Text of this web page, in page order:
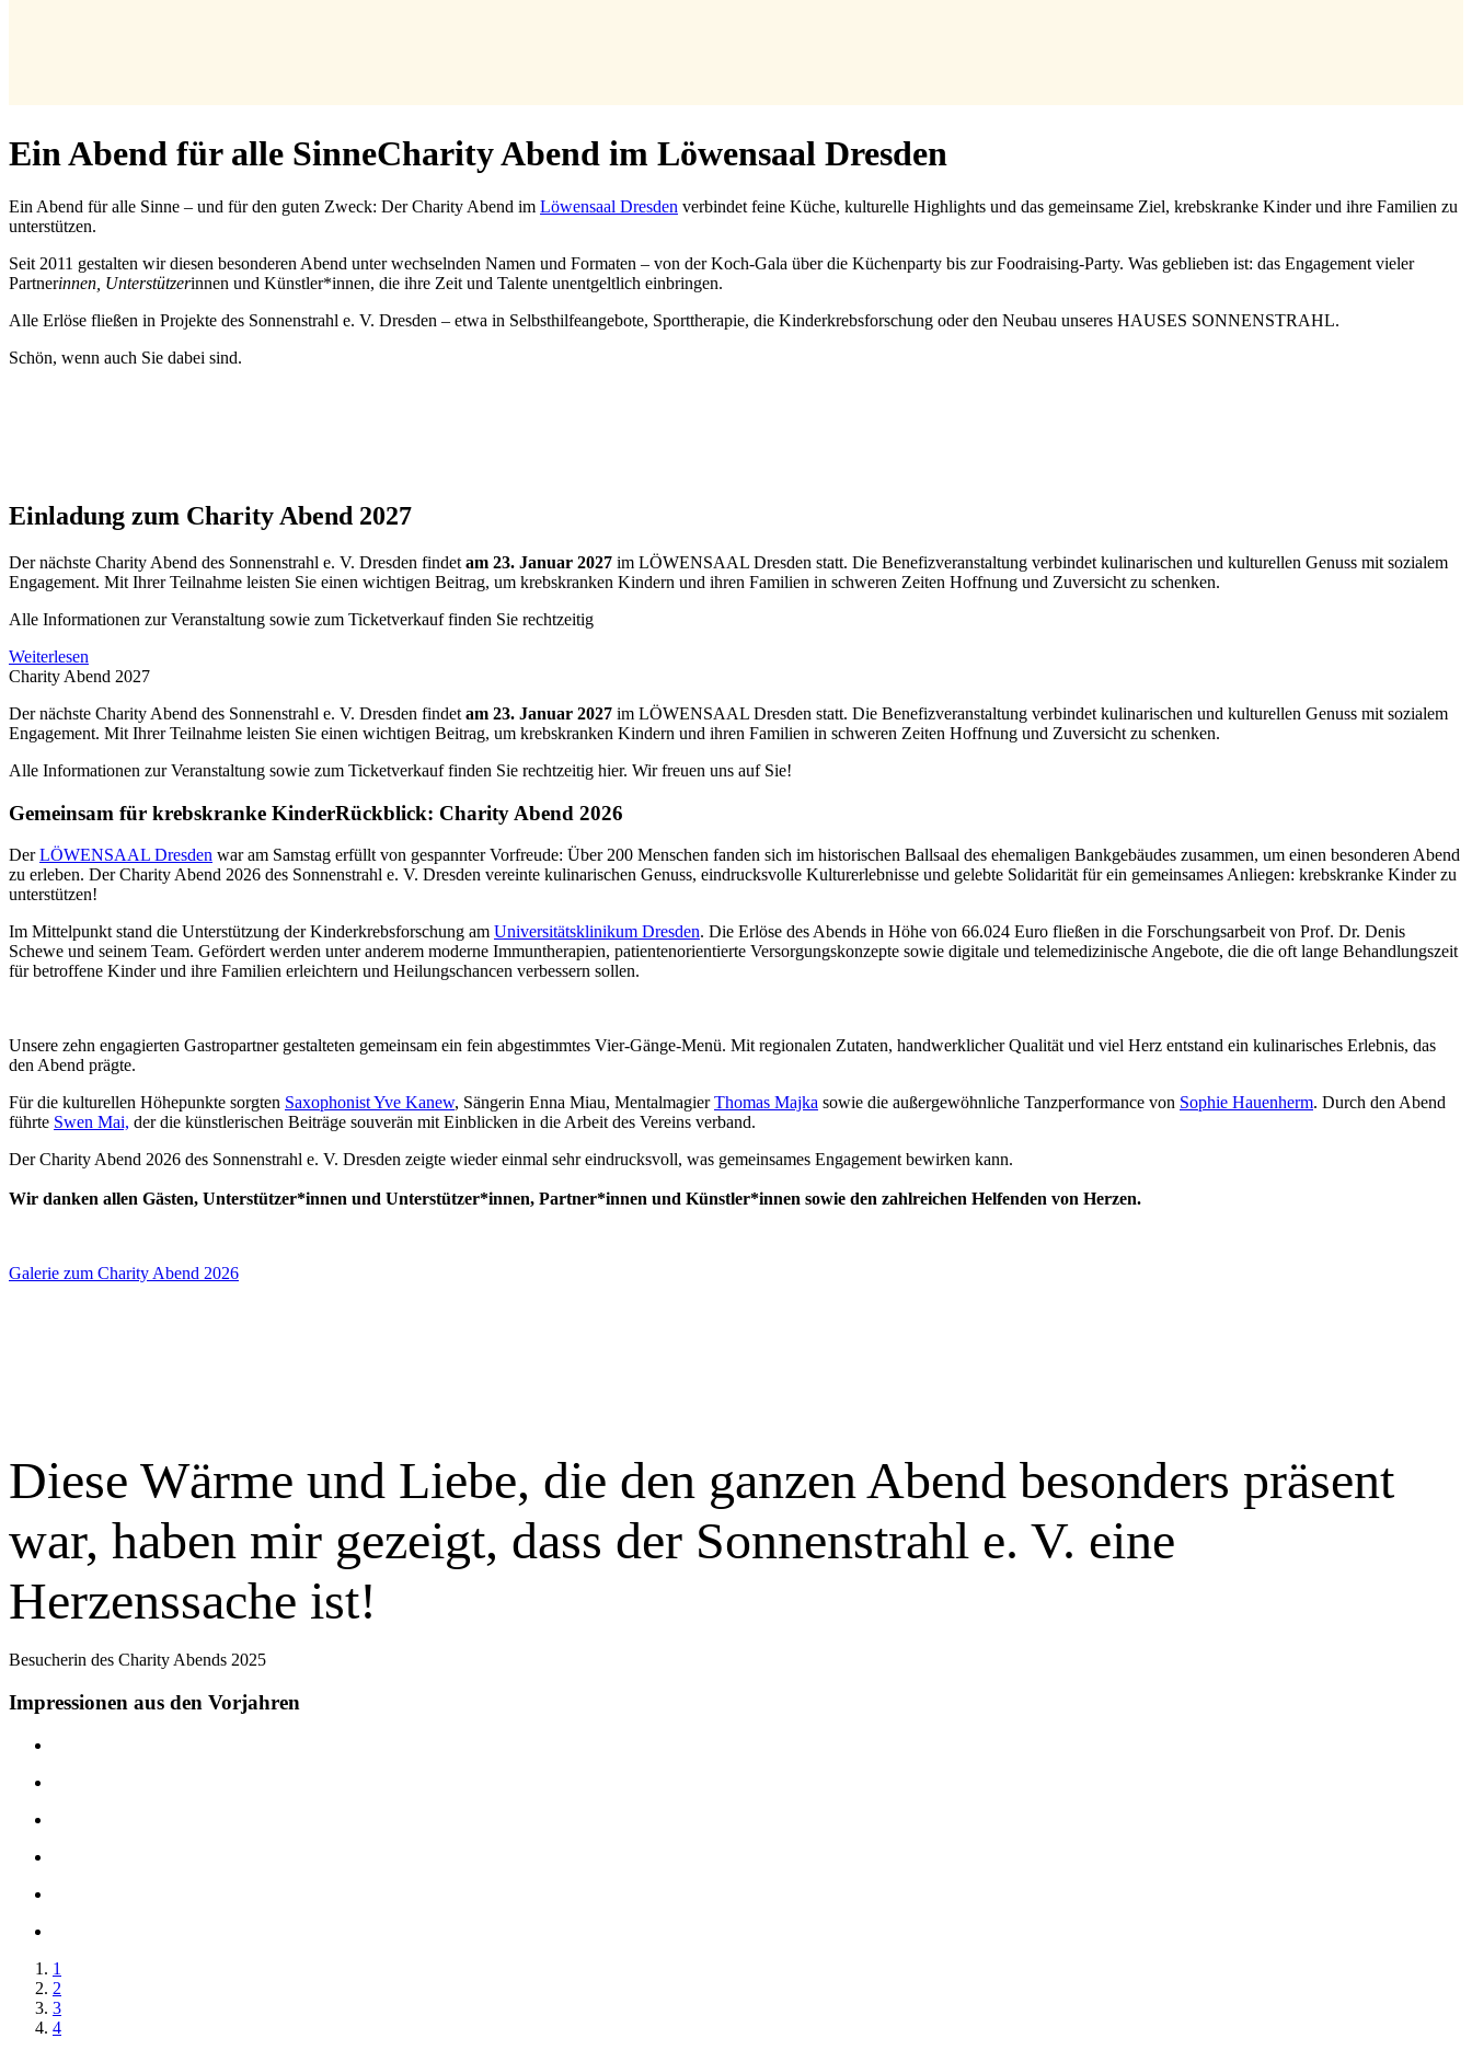
Ein Abend für alle SinneCharity Abend im Löwensaal Dresden
Ein Abend für alle Sinne – und für den guten Zweck: Der Charity Abend im Löwensaal Dresden verbindet feine Küche, kulturelle Highlights und das gemeinsame Ziel, krebskranke Kinder und ihre Familien zu
unterstützen.
Seit 2011 gestalten wir diesen besonderen Abend unter wechselnden Namen und Formaten – von der Koch-Gala über die Küchenparty bis zur Foodraising-Party. Was geblieben ist: das Engagement vieler
Partnerinnen, Unterstützerinnen und Künstler*innen, die ihre Zeit und Talente unentgeltlich einbringen.
Alle Erlöse fließen in Projekte des Sonnenstrahl e. V. Dresden – etwa in Selbsthilfeangebote, Sporttherapie, die Kinderkrebsforschung oder den Neubau unseres HAUSES SONNENSTRAHL.
Schön, wenn auch Sie dabei sind.
Einladung zum Charity Abend 2027
Der nächste Charity Abend des Sonnenstrahl e. V. Dresden findet am 23. Januar 2027 im LÖWENSAAL Dresden statt. Die Benefizveranstaltung verbindet kulinarischen und kulturellen Genuss mit sozialem
Engagement. Mit Ihrer Teilnahme leisten Sie einen wichtigen Beitrag, um krebskranken Kindern und ihren Familien in schweren Zeiten Hoffnung und Zuversicht zu schenken.
Alle Informationen zur Veranstaltung sowie zum Ticketverkauf finden Sie rechtzeitig
Weiterlesen
Charity Abend 2027
Der nächste Charity Abend des Sonnenstrahl e. V. Dresden findet am 23. Januar 2027 im LÖWENSAAL Dresden statt. Die Benefizveranstaltung verbindet kulinarischen und kulturellen Genuss mit sozialem
Engagement. Mit Ihrer Teilnahme leisten Sie einen wichtigen Beitrag, um krebskranken Kindern und ihren Familien in schweren Zeiten Hoffnung und Zuversicht zu schenken.
Alle Informationen zur Veranstaltung sowie zum Ticketverkauf finden Sie rechtzeitig hier. Wir freuen uns auf Sie!
Gemeinsam für krebskranke KinderRückblick: Charity Abend 2026
DerLÖWENSAAL Dresden war am Samstag erfüllt von gespannter Vorfreude: Über 200 Menschen fanden sich im historischen Ballsaal des ehemaligen Bankgebäudes zusammen, um einen besonderen Abend
zu erleben. Der Charity Abend 2026 des Sonnenstrahl e. V. Dresden vereinte kulinarischen Genuss, eindrucksvolle Kulturerlebnisse und gelebte Solidarität für ein gemeinsames Anliegen: krebskranke Kinder zu
unterstützen!
Im Mittelpunkt stand die Unterstützung der Kinderkrebsforschung am Universitätsklinikum Dresden. Die Erlöse des Abends in Höhe von 66.024 Euro fließen in die Forschungsarbeit von Prof. Dr. Denis
Schewe und seinem Team. Gefördert werden unter anderem moderne Immuntherapien, patientenorientierte Versorgungskonzepte sowie digitale und telemedizinische Angebote, die die oft lange Behandlungszeit
für betroffene Kinder und ihre Familien erleichtern und Heilungschancen verbessern sollen.
Unsere zehn engagierten Gastropartner gestalteten gemeinsam ein fein abgestimmtes Vier-Gänge-Menü. Mit regionalen Zutaten, handwerklicher Qualität und viel Herz entstand ein kulinarisches Erlebnis, das
den Abend prägte.
Für die kulturellen Höhepunkte sorgten Saxophonist Yve Kanew, Sängerin Enna Miau, MentalmagierThomas Majka sowie die außergewöhnliche Tanzperformance von Sophie Hauenherm. Durch den Abend
führte Swen Mai, der die künstlerischen Beiträge souverän mit Einblicken in die Arbeit des Vereins verband.
Der Charity Abend 2026 des Sonnenstrahl e. V. Dresden zeigte wieder einmal sehr eindrucksvoll, was gemeinsames Engagement bewirken kann.
Wir danken allen Gästen, Unterstützer*innen und Unterstützer*innen, Partner*innen und Künstler*innen sowie den zahlreichen Helfenden von Herzen.
Galerie zum Charity Abend 2026
Diese Wärme und Liebe, die den ganzen Abend besonders präsent
war, haben mir gezeigt, dass der Sonnenstrahl e. V. eine
Herzenssache ist!
Besucherin des Charity Abends 2025
Impressionen aus den Vorjahren
1
2
3
4